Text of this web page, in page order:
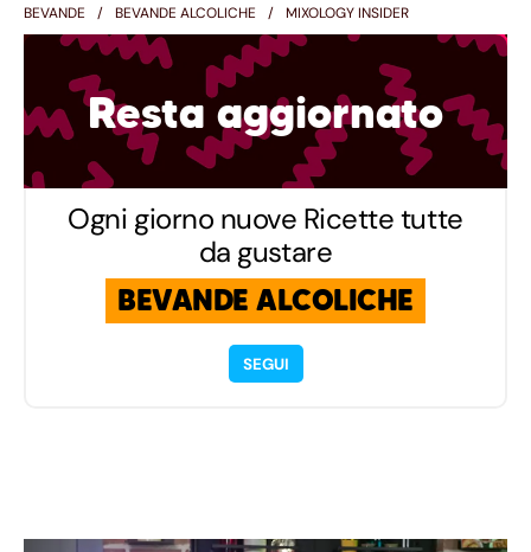
BEVANDE BEVANDE ALCOLICHE MIXOLOGY INSIDER
Resta aggiornato
Ogni giorno nuove Ricette tutte
da gustare
BEVANDE ALCOLICHE
SEGUI